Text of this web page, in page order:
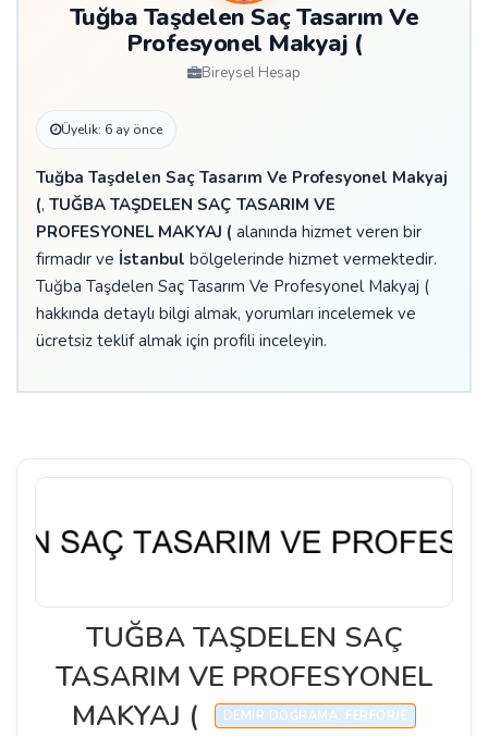
Tuğba Taşdelen Saç Tasarım Ve
Profesyonel Makyaj (
Bireysel Hesap
Üyelik: 6 ay önce
Tuğba Taşdelen Saç Tasarım Ve Profesyonel Makyaj
(, TUĞBA TAŞDELEN SAÇ TASARIM VE
PROFESYONEL MAKYAJ ( alanında hizmet veren bir
firmadır ve İstanbul bölgelerinde hizmet vermektedir.
Tuğba Taşdelen Saç Tasarım Ve Profesyonel Makyaj (
hakkında detaylı bilgi almak, yorumları incelemek ve
ücretsiz teklif almak için profili inceleyin.
TUĞBA TAŞDELEN SAÇ
TASARIM VE PROFESYONEL
MAKYAJ (
DEMIR DOĞRAMA, FERFORJE